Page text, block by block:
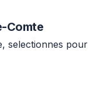
Comte
selectionnes pour